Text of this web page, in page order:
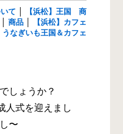
て
【浜松】王国 商
商品
【浜松】カフェ
うなぎいも王国＆カフェ
しょうか？
人式を迎えまし
〜